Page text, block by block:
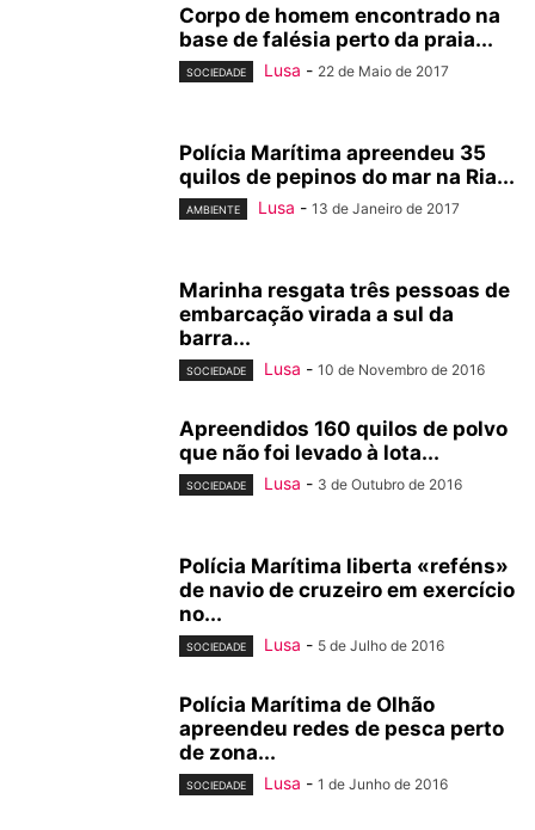
Corpo de homem encontrado na
base de falésia perto da praia...
SOCIEDADE Lusa - 22 de Maio de 2017
Polícia Marítima apreendeu 35
quilos de pepinos do mar na Ria...
AMBIENTE Lusa - 13 de Janeiro de 2017
Marinha resgata três pessoas de
embarcação virada a sul da
barra...
SOCIEDADE Lusa - 10 de Novembro de 2016
Apreendidos 160 quilos de polvo
que não foi levado à lota...
SOCIEDADE Lusa - 3 de Outubro de 2016
Polícia Marítima liberta «reféns»
de navio de cruzeiro em exercício
no...
SOCIEDADE Lusa - 5 de Julho de 2016
Polícia Marítima de Olhão
apreendeu redes de pesca perto
de zona...
SOCIEDADE Lusa - 1 de Junho de 2016